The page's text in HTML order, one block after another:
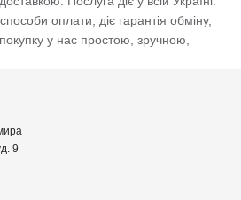
оплати, діє гарантія обміну,
у нас простою, зручною,
9